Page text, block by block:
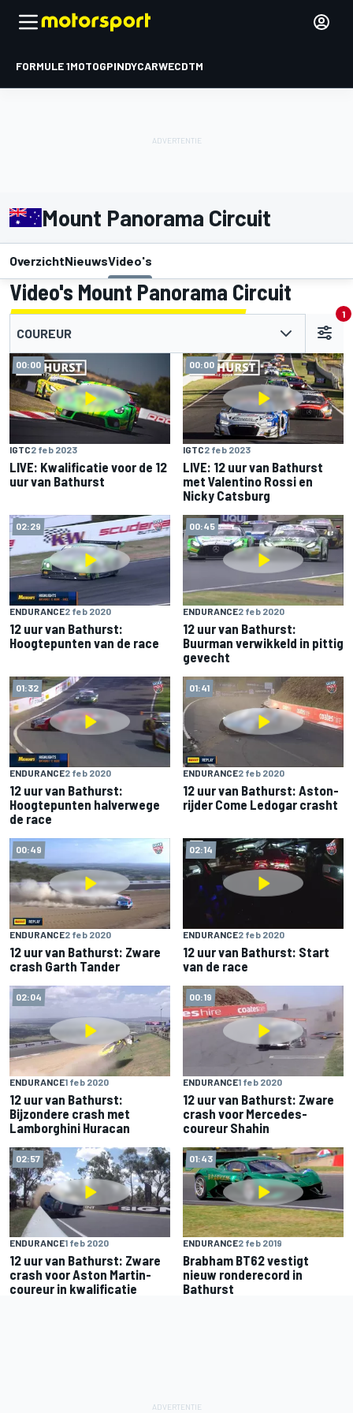
FORMULE 1MOTOGPINDYCARWECDTM
Mount Panorama Circuit
OverzichtNieuwsVideo's
Video's Mount Panorama Circuit
COUREUR
1
00:00
IGTC2 feb 2023
LIVE: Kwalificatie voor de 12
uur van Bathurst
00:00
IGTC2 feb 2023
LIVE: 12 uur van Bathurst
met Valentino Rossi en
Nicky Catsburg
02:29
ENDURANCE2 feb 2020
12 uur van Bathurst:
Hoogtepunten van de race
00:45
ENDURANCE2 feb 2020
12 uur van Bathurst:
Buurman verwikkeld in pittig
gevecht
01:32
ENDURANCE2 feb 2020
12 uur van Bathurst:
Hoogtepunten halverwege
de race
01:41
ENDURANCE2 feb 2020
12 uur van Bathurst: Aston-
rijder Come Ledogar crasht
00:49
ENDURANCE2 feb 2020
12 uur van Bathurst: Zware
crash Garth Tander
02:14
ENDURANCE2 feb 2020
12 uur van Bathurst: Start
van de race
02:04
ENDURANCE1 feb 2020
12 uur van Bathurst:
Bijzondere crash met
Lamborghini Huracan
00:19
ENDURANCE1 feb 2020
12 uur van Bathurst: Zware
crash voor Mercedes-
coureur Shahin
02:57
ENDURANCE1 feb 2020
12 uur van Bathurst: Zware
crash voor Aston Martin-
coureur in kwalificatie
01:43
ENDURANCE2 feb 2019
Brabham BT62 vestigt
nieuw ronderecord in
Bathurst